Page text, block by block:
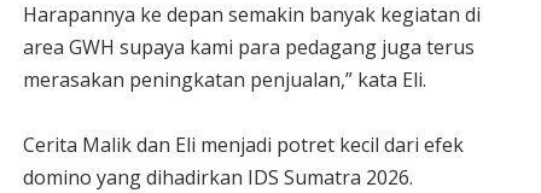
Harapannya ke depan semakin banyak kegiatan di
area GWH supaya kami para pedagang juga terus
merasakan peningkatan penjualan,” kata Eli.
Cerita Malik dan Eli menjadi potret kecil dari efek
domino yang dihadirkan IDS Sumatra 2026.